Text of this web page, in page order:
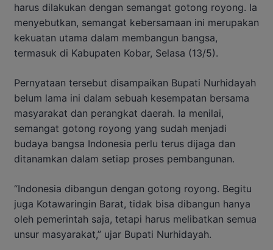
harus dilakukan dengan semangat gotong royong. Ia
menyebutkan, semangat kebersamaan ini merupakan
kekuatan utama dalam membangun bangsa,
termasuk di Kabupaten Kobar, Selasa (13/5).
Pernyataan tersebut disampaikan Bupati Nurhidayah
belum lama ini dalam sebuah kesempatan bersama
masyarakat dan perangkat daerah. Ia menilai,
semangat gotong royong yang sudah menjadi
budaya bangsa Indonesia perlu terus dijaga dan
ditanamkan dalam setiap proses pembangunan.
“Indonesia dibangun dengan gotong royong. Begitu
juga Kotawaringin Barat, tidak bisa dibangun hanya
oleh pemerintah saja, tetapi harus melibatkan semua
unsur masyarakat,” ujar Bupati Nurhidayah.